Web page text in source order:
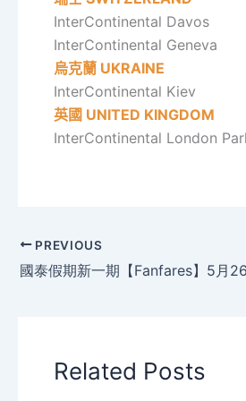
InterContinental Davos
InterContinental Geneva
烏克蘭 UKRAINE
InterContinental Kiev
英國 UNITED KINGDOM
InterContinental London
PREVIOUS
Related Posts